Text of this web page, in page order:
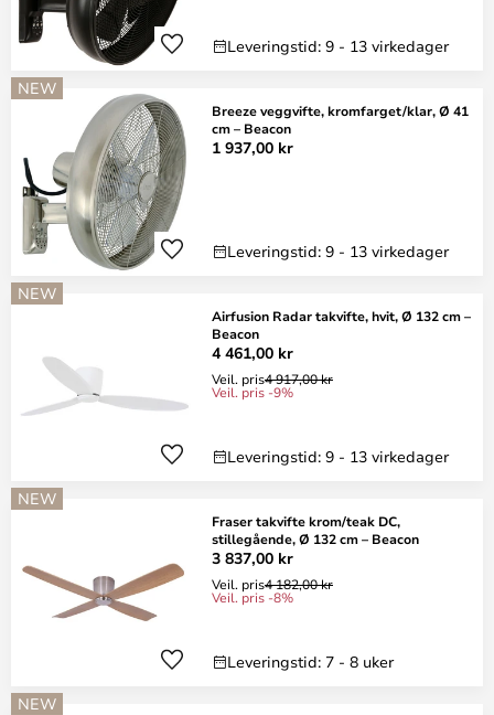
Leveringstid: 9 - 13 virkedager
NEW
Breeze veggvifte, kromfarget/klar, Ø 41
cm – Beacon
1 937,00 kr
Leveringstid: 9 - 13 virkedager
NEW
Airfusion Radar takvifte, hvit, Ø 132 cm –
Beacon
4 461,00 kr
Veil. pris4 917,00 kr
Veil. pris -9%
Leveringstid: 9 - 13 virkedager
NEW
Fraser takvifte krom/teak DC,
stillegående, Ø 132 cm – Beacon
3 837,00 kr
Veil. pris4 182,00 kr
Veil. pris -8%
Leveringstid: 7 - 8 uker
NEW